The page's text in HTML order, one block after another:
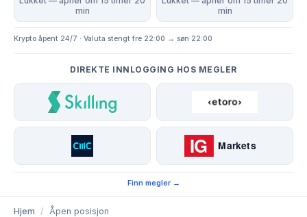
min
min
Krypto åpent 24/7 · Valuta stengt fre 22:00 → søn 22:00
DIREKTE INNLOGGING HOS MEGLER
Finn megler →
Hjem / Åpen posisjon